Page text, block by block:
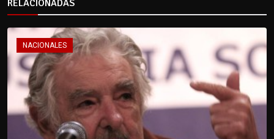
RELACIONADAS
NACIONALES